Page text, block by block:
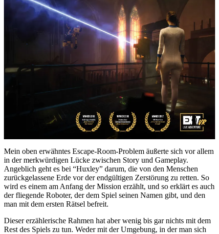
Mein oben erwähntes Escape-Room-Problem äußerte sich vor allem
in der merkwürdigen Lücke zwischen Story und Gameplay.
Angeblich geht es bei “Huxley” darum, die von den Menschen
zurückgelassene Erde vor der endgültigen Zerstörung zu retten. So
wird es einem am Anfang der Mission erzählt, und so erklärt es auch
der fliegende Roboter, der dem Spiel seinen Namen gibt, und den
man mit dem ersten Rätsel befreit.
Dieser erzählerische Rahmen hat aber wenig bis gar nichts mit dem
Rest des Spiels zu tun. Weder mit der Umgebung, in der man sich